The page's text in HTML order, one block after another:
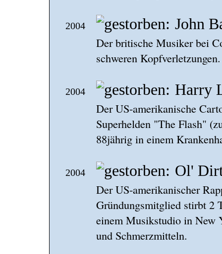
2004 John
Der britische Musiker bei
schweren
2004 Harry
Der US-amerikanische
Superhelden "The Flash"
88jährig in einem
2004 Ol'
Der US-amerikanischer
Gründungsmitglied stirbt 2
einem Musikstudio in New
und Schmerzmitteln.